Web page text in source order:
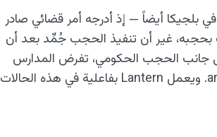
بلجيكا أيضاً — إذ أدرجه أمر قضائي صادر
بحجبه، غير أن تنفيذ الحجب جُمِّد بعد أن
جانب الحجب الحكومي، تفرض المدارس
وأماكن العمل والشبكات العامة أحياناً قيوداً على الوصول إلى archive.org. ويعمل Lantern بفاعلية في هذه الحالات